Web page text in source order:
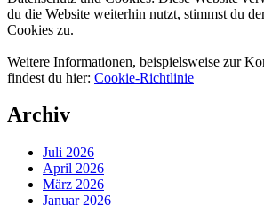
du die Website weiterhin nutzt, stimmst du
Cookies zu.
Weitere Informationen, beispielsweise zur
findest du hier: Cookie-Richtlinie
Archiv
Juli 2026
April 2026
März 2026
Januar 2026